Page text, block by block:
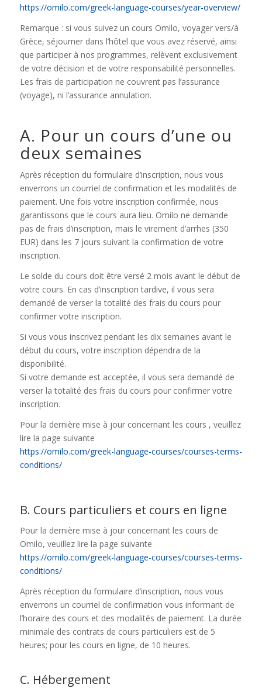
https://omilo.com/greek-language-courses/year-overview/
Remarque : si vous suivez un cours Omilo, voyager vers/à
Grèce, séjourner dans l’hôtel que vous avez réservé, ainsi
que participer à nos programmes, relèvent exclusivement
de votre décision et de votre responsabilité personnelles.
Les frais de participation ne couvrent pas l’assurance
(voyage), ni l’assurance annulation.
A. Pour un cours d’une ou
deux semaines
Après réception du formulaire d’inscription, nous vous
enverrons un courriel de confirmation et les modalités de
paiement. Une fois votre inscription confirmée, nous
garantissons que le cours aura lieu. Omilo ne demande
pas de frais d’inscription, mais le virement d’arrhes (350
EUR) dans les 7 jours suivant la confirmation de votre
inscription.
Le solde du cours doit être versé 2 mois avant le début de
votre cours. En cas d’inscription tardive, il vous sera
demandé de verser la totalité des frais du cours pour
confirmer votre inscription.
Si vous vous inscrivez pendant les dix semaines avant le
début du cours, votre inscription dépendra de la
disponibilité.
Si votre demande est acceptée, il vous sera demandé de
verser la totalité des frais du cours pour confirmer votre
inscription.
Pour la dernière mise à jour concernant les cours , veuillez
lire la page suivante
https://omilo.com/greek-language-courses/courses-terms-
conditions/
B. Cours particuliers et cours en ligne
Pour la dernière mise à jour concernant les cours de
Omilo, veuillez lire la page suivante
https://omilo.com/greek-language-courses/courses-terms-
conditions/
Après réception du formulaire d’inscription, nous vous
enverrons un courriel de confirmation vous informant de
l’horaire des cours et des modalités de paiement. La durée
minimale des contrats de cours particuliers est de 5
heures; pour les cours en ligne, de 10 heures.
C. Hébergement